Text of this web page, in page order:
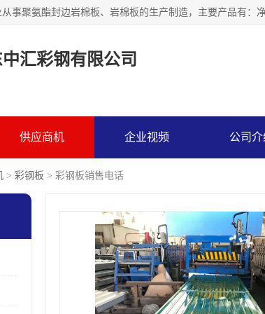
汇彩钢有限公司
供应商机 企业视频 公司介
> 彩钢板 > 彩钢板销售电话